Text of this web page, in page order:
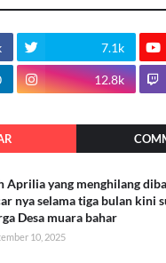
7.1k
12.8k
Aprilia yang menghilang
nya selama tiga bulan kini
Desa muara bahar
10, 2025